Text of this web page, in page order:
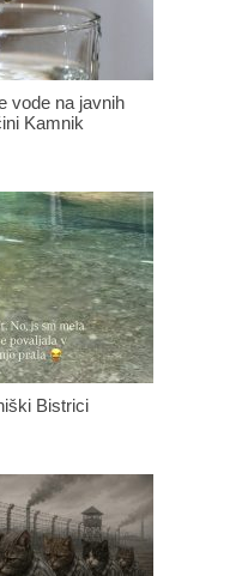
vode na javnih
Kamnik
Bistrici